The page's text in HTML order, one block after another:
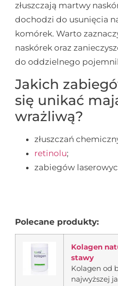
złuszczają martwy
dochodzi do usunięcia
komórek. Warto
naskórek oraz
do oddzielnego
Jakich
się unikać
wrażliwą?
złuszczań
retinolu;
zabiegów
Polecane produkty:
Kolagen
stawy
Kolagen od
najwyższej